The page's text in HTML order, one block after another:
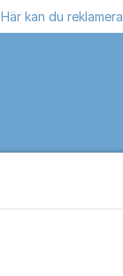
Här kan du reklamera